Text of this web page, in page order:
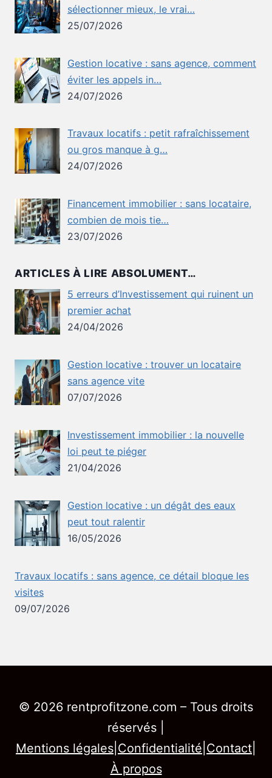
sélectionner mieux, le vrai…
25/07/2026
Gestion locative : sans agence, comment
éviter les appels in…
24/07/2026
Travaux locatifs : petit rafraîchissement
ou gros manque à g…
24/07/2026
Financement immobilier : sans locataire,
combien de mois tie…
23/07/2026
ARTICLES À LIRE ABSOLUMENT…
5 erreurs d’Investissement qui ruinent un
premier achat
24/04/2026
Gestion locative : trouver un locataire
sans agence vite
07/07/2026
Investissement immobilier : la nouvelle
loi peut te piéger
21/04/2026
Gestion locative : un dégât des eaux
peut tout ralentir
16/05/2026
Travaux locatifs : sans agence, ce détail bloque les
visites
09/07/2026
© 2026 rentprofitzone.com – Tous droits
réservés |
Mentions légales Confidentialité Contact
À propos